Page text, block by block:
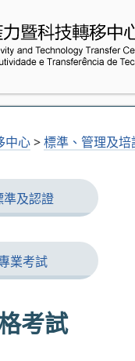
中心>標準、管理及培
準及認證
業考試
考試